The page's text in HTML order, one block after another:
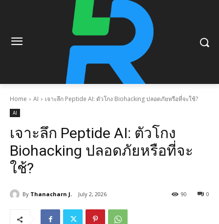
Home AI เจาะลึก Peptide AI: ตัวโกง Biohacking ปลอดภัยหรือที่จะใช้?
AI
เจาะลึก Peptide AI: ตัวโกง
Biohacking ปลอดภัยหรือที่จะ
ใช้?
By Thanacharn J. July 2, 2026 0
90